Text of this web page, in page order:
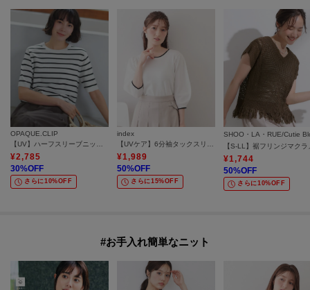
OPAQUE.CLIP
【UV】ハーフスリーブニット／オーガニックコットン混《洗濯機OK》
¥2,785
30%OFF
さらに10%OFF
index
【UVケア】6分袖タックスリーブニット《洗濯機OK／XS～LL／9col》
¥1,989
50%OFF
さらに15%OFF
¥1,744
50%OFF
さらに10%OFF
#お手入れ簡単なニット